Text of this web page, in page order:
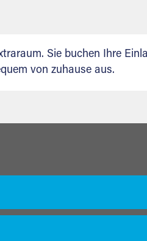
Sie buchen Ihre
von zuhause aus.